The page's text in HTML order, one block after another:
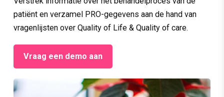
patiënt en verzamel PRO-gegevens aan de hand van
vragenlijsten over Quality of Life & Quality of care.
Vraag een demo aan